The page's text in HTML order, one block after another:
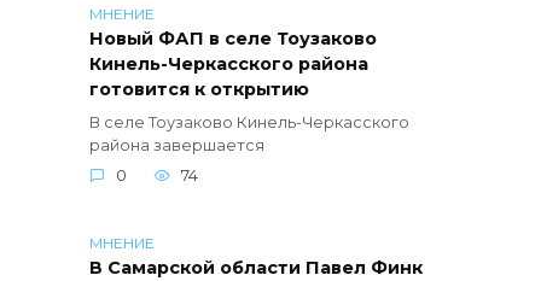
МНЕНИЕ
Новый ФАП в селе Тоузаково
Кинель-Черкасского района
готовится к открытию
В селе Тоузаково Кинель-Черкасского
района завершается
0
74
МНЕНИЕ
В Самарской области Павел Финк